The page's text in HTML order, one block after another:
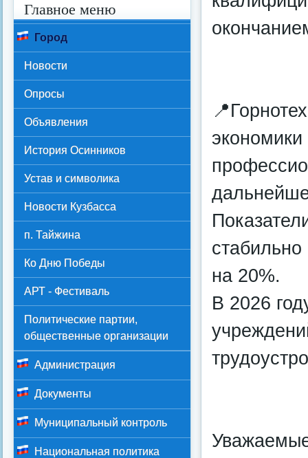
на 20%.
В 2026
Главное меню
Город
Новости
Опросы
Объявления
История Осинников
Устав и символика
Новости Кузбасса
п. Тайжина
Ко Дню Победы
АРТ - Фестиваль
Политические партии,
общественные организации
Администрация
Документы
Муниципальный контроль
Национальная политика